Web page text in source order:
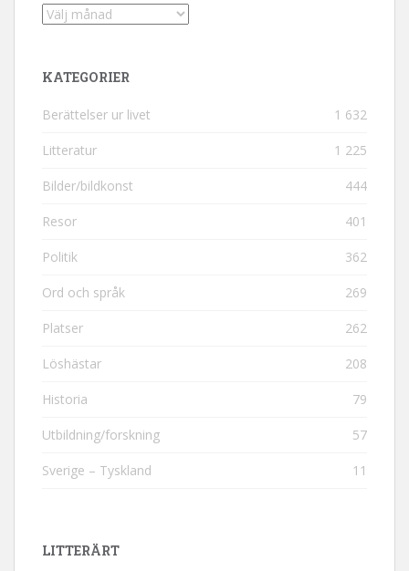
Arkiv
KATEGORIER
Berättelser ur livet 1 632
Litteratur 1 225
Bilder/bildkonst 444
Resor 401
Politik 362
Ord och språk 269
Platser 262
Löshästar 208
Historia 79
Utbildning/forskning 57
Sverige – Tyskland 11
LITTERÄRT